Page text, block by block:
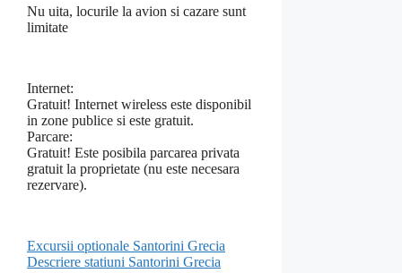
Nu uita, locurile la avion si cazare sunt
limitate
Internet:
Gratuit! Internet wireless este disponibil
in zone publice si este gratuit.
Parcare:
Gratuit! Este posibila parcarea privata
gratuit la proprietate (nu este necesara
rezervare).
Excursii optionale Santorini Grecia
Descriere statiuni Santorini Grecia